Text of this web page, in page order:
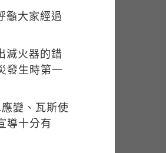
籲大家經過
滅火器的錯
發生時第一
變、瓦斯使
導十分有